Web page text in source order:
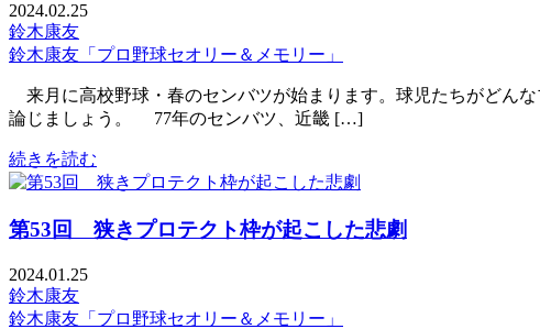
2024.02.25
鈴木康友
鈴木康友「プロ野球セオリー＆メモリー」
来月に高校野球・春のセンバツが始まります。球児たちがどん
論じましょう。 77年のセンバツ、近畿 […]
続きを読む
第53回 狭きプロテクト枠が起こした悲劇
2024.01.25
鈴木康友
鈴木康友「プロ野球セオリー＆メモリー」